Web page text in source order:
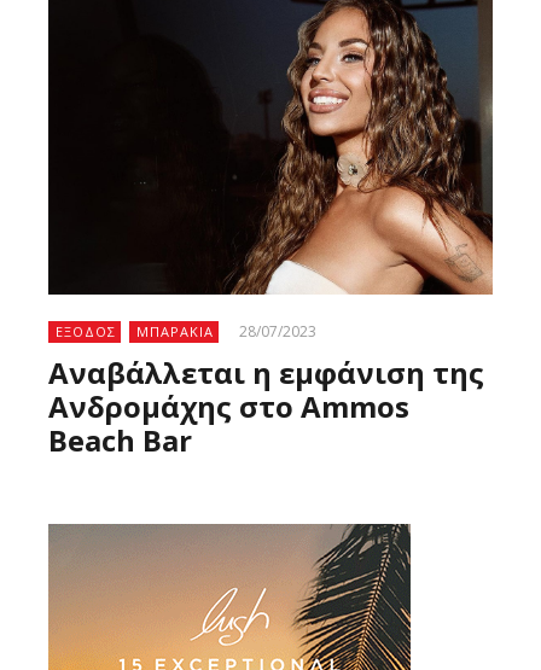
ΕΞΟΔΟΣ ΜΠΑΡΑΚΙΑ 28/07/2023
Αναβάλλεται η εμφάνιση της
Ανδρομάχης στο Ammos
Beach Bar